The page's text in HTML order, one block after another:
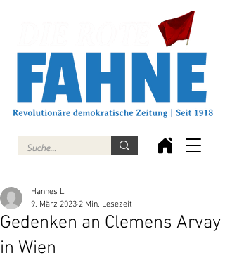
Gedenken an Clemens Arvay
in Wien
Hannes L.
9. März 2023 2 Min. Lesezeit